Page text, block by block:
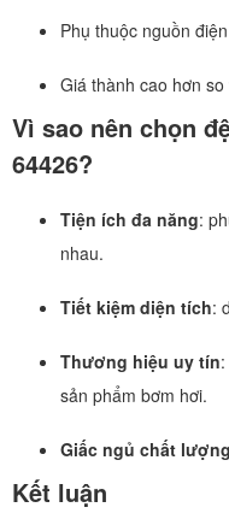
Phụ thuộc nguồn
Giá thành cao hơn
Vì sao nên chọn
64426?
Tiện ích đa năng:
nhau.
Tiết kiệm diện tích:
Thương hiệu uy tín
sản phẩm bơm hơi.
Giấc ngủ chất lượng
Kết luận